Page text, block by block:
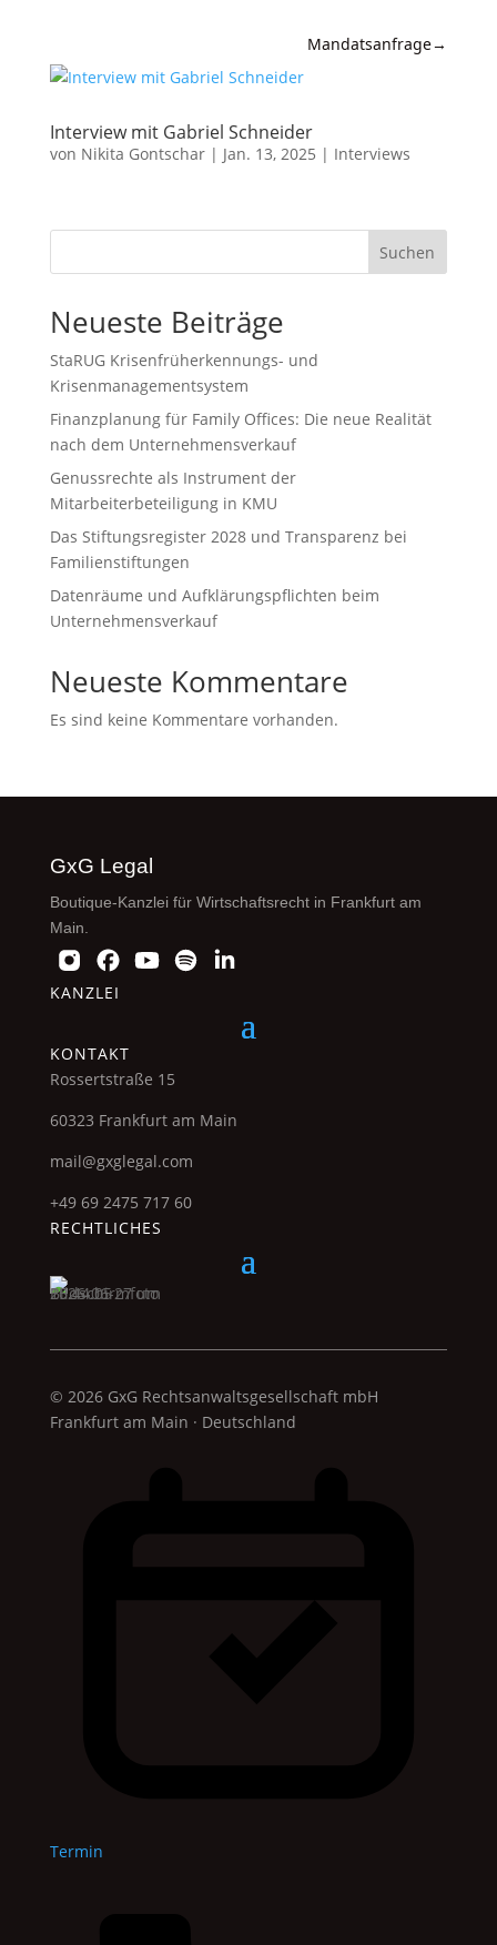
News &
Kontakt
Mandatsanfrage→
Interview mit Gabriel Schneider
von Nikita Gontschar| Jan. 13, 2025 | Interviews
Suchen
Neueste Beiträge
StaRUG Krisenfrüherkennungs- und
Krisenmanagementsystem
Finanzplanung für Family Offices: Die neue Realität
nach dem Unternehmensverkauf
Genussrechte als Instrument der
Mitarbeiterbeteiligung in KMU
Das Stiftungsregister 2028 und Transparenz bei
Familienstiftungen
Datenräume und Aufklärungspflichten beim
Unternehmensverkauf
Neueste Kommentare
Es sind keine Kommentare vorhanden.
GxG Legal
Boutique-Kanzlei für Wirtschaftsrecht in Frankfurt am
Main.
KANZLEI
KONTAKT
Rossertstraße 15
60323 Frankfurt am Main
mail@gxglegal.com
+49 69 2475 717 60
RECHTLICHES
© 2026 GxG Rechtsanwaltsgesellschaft mbH
Frankfurt am Main · Deutschland
Termin